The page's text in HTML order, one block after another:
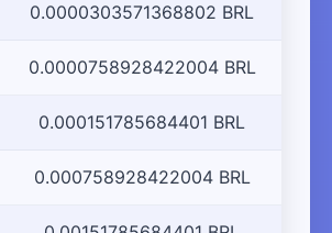
0.0000303571368802 BRL
0.0000758928422004 BRL
0.000151785684401 BRL
0.000758928422004 BRL